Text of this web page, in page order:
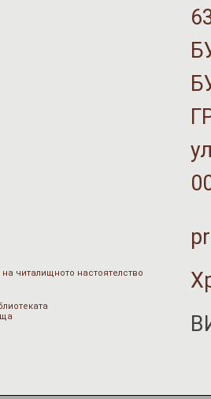
читалищното настоятелство